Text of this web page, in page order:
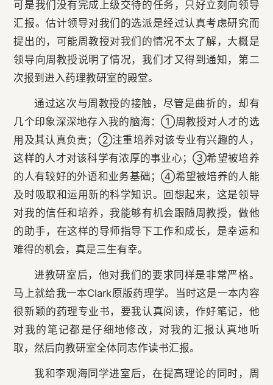
可是我们没有完成上级交待的任务，只好立刻向领导
汇报。估计领导对我们的选派是经过认真考虑研究而
提出的，可能周教授对我们的情况不太了解，大概是
领导向周教授说明了情况，我们才又得到通知，第二
次报到进入药理教研室的殿堂。
通过这次与周教授的接触，尽管是曲折的，却有
几个印象深深地存入我的脑海：①周教授对人才的选
用及其认真负责；②注重培养对该专业有兴趣的人，
这样的人才对该科学有浓厚的事业心；③希望被培养
的人有较好的外语和业务基础；④希望被培养的人能
及时吸取和运用新的科学知识。回想起来，这是领导
对我的信任和培养，我能够有机会跟随周教授，做他
的助手，在这样的导师指导下工作和成长，是幸运和
难得的机会，真是三生有幸。
进教研室后，他对我们的要求同样是非常严格。
马上就给我一本Clark原版药理学。当时这是一本内容
很新颖的药理专业书，要我认真阅读，作好笔记，他
对我的笔记都是仔细地修改，对我的汇报认真地听
取，然后向教研室全体同志作读书汇报。
我和李观海同学进室后，在提高理论的同时，周